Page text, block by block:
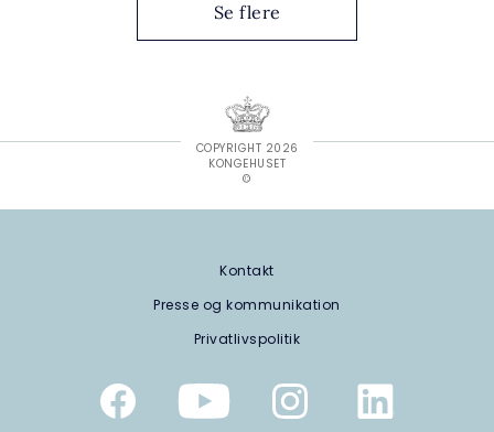
Se flere
COPYRIGHT 2026
KONGEHUSET
©
Kontakt
Presse og kommunikation
Privatlivspolitik